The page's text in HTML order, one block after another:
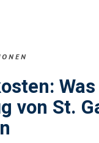
von St.